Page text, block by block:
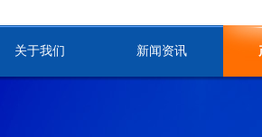
关于我们 新闻资讯